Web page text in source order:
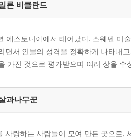
론 비클란드
에스토니아에서 태어났다. 스웨덴 미
면서 인물의 성격을 정확하게 나타내
가진 것으로 평가받으며 여러 상을 수
과나무꾼
사랑하는 사람들이 모여 만든 곳으로,